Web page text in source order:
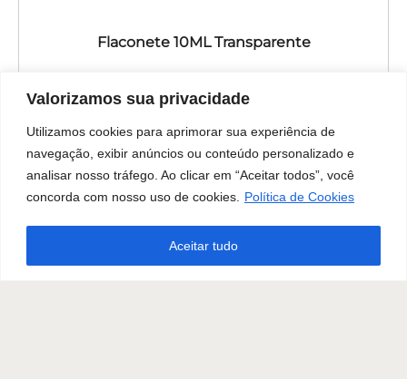
Valorizamos sua privacidade
Utilizamos cookies para aprimorar sua experiência de
navegação, exibir anúncios ou conteúdo personalizado e
analisar nosso tráfego. Ao clicar em “Aceitar todos”, você
concorda com nosso uso de cookies.
Política de Cookies
Aceitar tudo
Flaconete 10ML Transparente